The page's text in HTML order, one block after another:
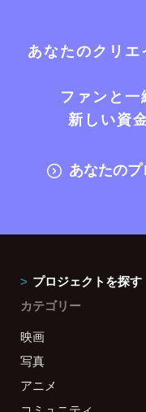
あなたのクリ
ファンと
新しい資
あなたの
プロジェクトを探す
カテゴリー
映画
写真
アニメ